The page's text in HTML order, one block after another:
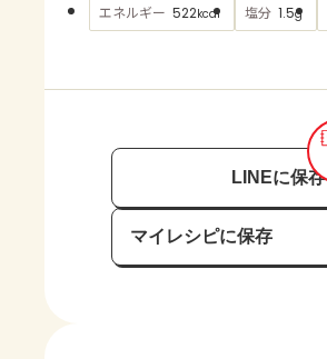
エネルギー 522kcal 塩分 1.5g
LINEに保存
マイレシピに保存
保存済み